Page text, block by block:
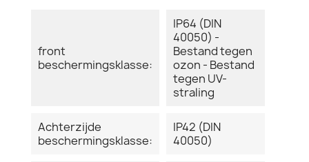
front
beschermingsklasse:
IP64 (DIN
40050) -
Bestand tegen
ozon - Bestand
tegen UV-
straling
Achterzijde
beschermingsklasse:
IP42 (DIN
40050)